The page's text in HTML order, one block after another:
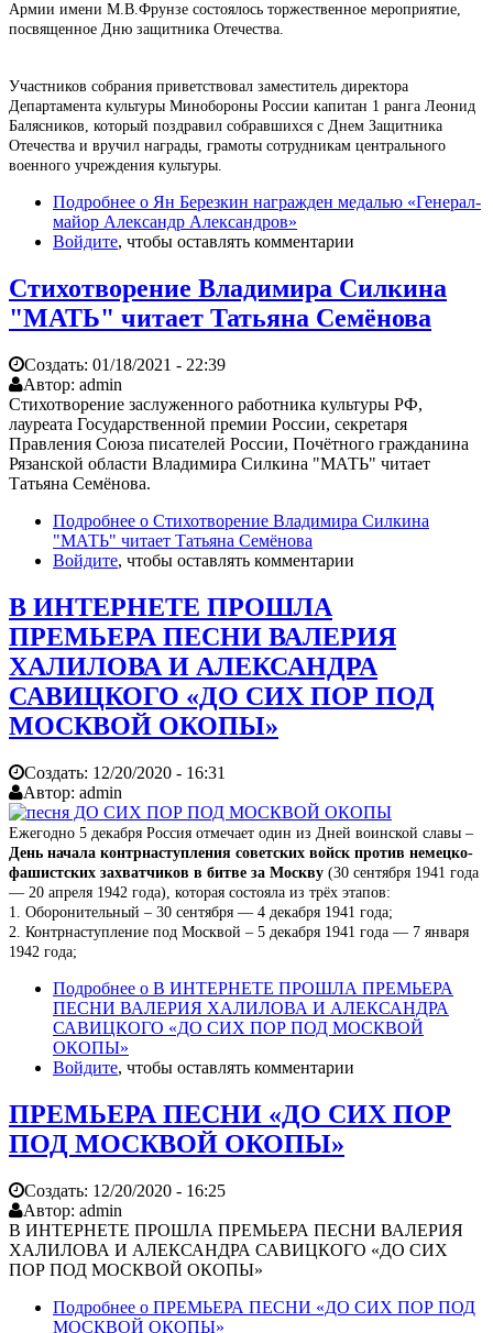
Армии имени М.В.Фрунзе состоялось торжественное мероприятие,
посвященное Дню защитника Отечества.
Участников собрания приветствовал заместитель директора
Департамента культуры Минобороны России капитан 1 ранга Леонид
Балясников, который поздравил собравшихся с Днем Защитника
Отечества и вручил награды, грамоты сотрудникам центрального
военного учреждения культуры.
Подробнее о Ян Березкин награжден медалью «Генерал-
майор Александр Александров»
Войдите, чтобы оставлять комментарии
Стихотворение Владимира Силкина
"МАТЬ" читает Татьяна Семёнова
Создать: 01/18/2021 - 22:39
Автор: admin
Стихотворение заслуженного работника культуры РФ,
лауреата Государственной премии России, секретаря
Правления Союза писателей России, Почётного гражданина
Рязанской области Владимира Силкина "МАТЬ" читает
Татьяна Семёнова.
Подробнее о Стихотворение Владимира Силкина
"МАТЬ" читает Татьяна Семёнова
Войдите, чтобы оставлять комментарии
В ИНТЕРНЕТЕ ПРОШЛА
ПРЕМЬЕРА ПЕСНИ ВАЛЕРИЯ
ХАЛИЛОВА И АЛЕКСАНДРА
САВИЦКОГО «ДО СИХ ПОР ПОД
МОСКВОЙ ОКОПЫ»
Создать: 12/20/2020 - 16:31
Автор: admin
Ежегодно 5 декабря Россия отмечает один из Дней воинской славы –
День начала контрнаступления советских войск против немецко-
фашистских захватчиков в битве за Москву (30 сентября 1941 года
— 20 апреля 1942 года), которая состояла из трёх этапов:
1. Оборонительный – 30 сентября — 4 декабря 1941 года;
2. Контрнаступление под Москвой – 5 декабря 1941 года — 7 января
1942 года;
Подробнее о В ИНТЕРНЕТЕ ПРОШЛА ПРЕМЬЕРА
ПЕСНИ ВАЛЕРИЯ ХАЛИЛОВА И АЛЕКСАНДРА
САВИЦКОГО «ДО СИХ ПОР ПОД МОСКВОЙ
ОКОПЫ»
Войдите, чтобы оставлять комментарии
ПРЕМЬЕРА ПЕСНИ «ДО СИХ ПОР
ПОД МОСКВОЙ ОКОПЫ»
Создать: 12/20/2020 - 16:25
Автор: admin
В ИНТЕРНЕТЕ ПРОШЛА ПРЕМЬЕРА ПЕСНИ ВАЛЕРИЯ
ХАЛИЛОВА И АЛЕКСАНДРА САВИЦКОГО «ДО СИХ
ПОР ПОД МОСКВОЙ ОКОПЫ»
Подробнее о ПРЕМЬЕРА ПЕСНИ «ДО СИХ ПОР ПОД
МОСКВОЙ ОКОПЫ»